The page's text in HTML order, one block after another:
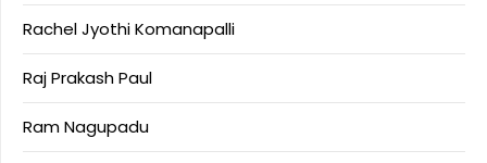
Rachel Jyothi Komanapalli
Raj Prakash Paul
Ram Nagupadu